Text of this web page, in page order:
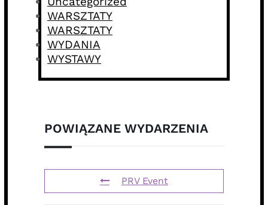
WARSZTATY
WARSZTATY
WYDANIA
WYSTAWY
POWIĄZANE WYDARZENIA
PRV Event